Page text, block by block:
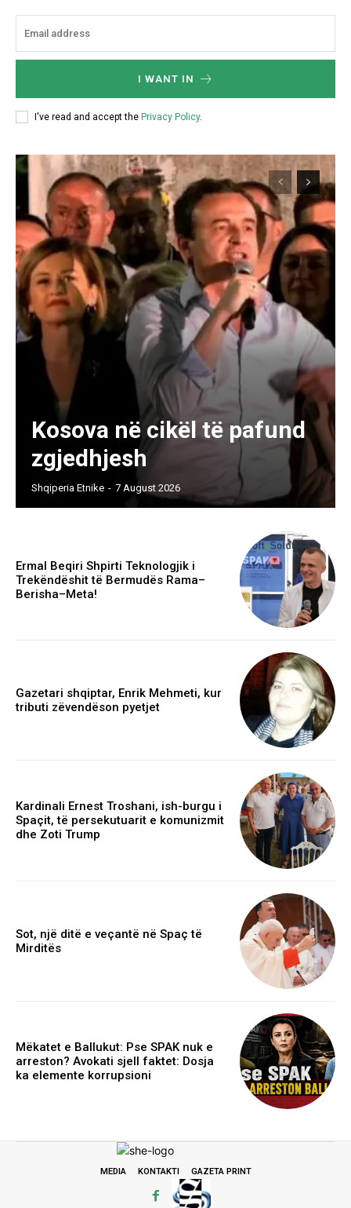
I WANT IN
I've read and accept the Privacy Policy.
Kosova në cikël të pafund
zgjedhjesh
Shqiperia Etnike - 7 August 2026
Ermal Beqiri Shpirti Teknologjik i
Trekëndëshit të Bermudës Rama–
Berisha–Meta!
Gazetari shqiptar, Enrik Mehmeti, kur
tributi zëvendëson pyetjet
Kardinali Ernest Troshani, ish-burgu i
Spaçit, të persekutuarit e komunizmit
dhe Zoti Trump
Sot, një ditë e veçantë në Spaç të
Mirditës
Mëkatet e Ballukut: Pse SPAK nuk e
arreston? Avokati sjell faktet: Dosja
ka elemente korrupsioni
MEDIA KONTAKTI GAZETA PRINT